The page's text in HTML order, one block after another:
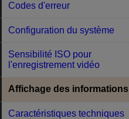
Codes d'erreur
Configuration du système
Sensibilité ISO pour
l'enregistrement vidéo
Affichage des informations
Caractéristiques techniques